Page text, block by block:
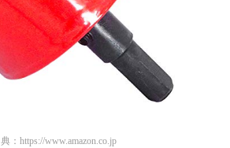
： https://www.amazon.co.jp